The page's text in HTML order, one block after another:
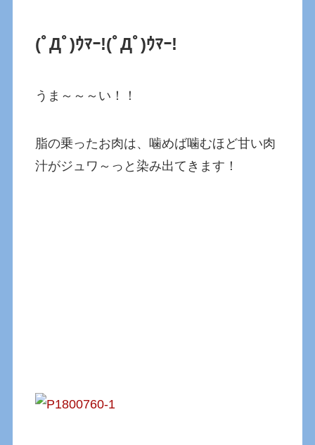
(ﾟДﾟ)ｳﾏｰ!(ﾟДﾟ)ｳﾏｰ!
うま～～～い！！
脂の乗ったお肉は、噛めば噛むほど甘い肉
汁がジュワ～っと染み出てきます！